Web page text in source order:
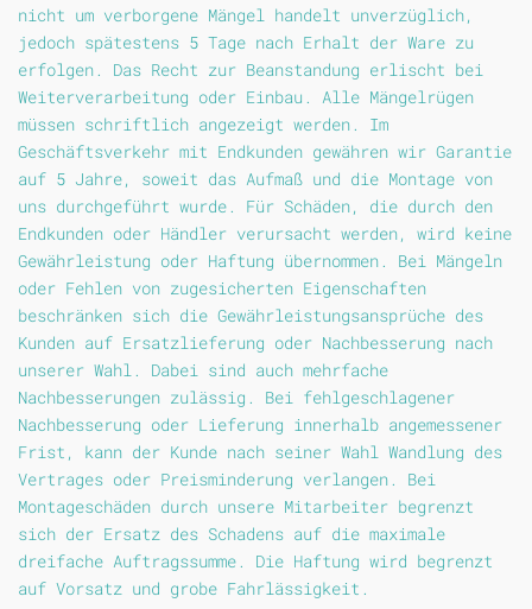
nicht um verborgene Mängel handelt unverzüglich,
jedoch spätestens 5 Tage nach Erhalt der Ware zu
erfolgen. Das Recht zur Beanstandung erlischt bei
Weiterverarbeitung oder Einbau. Alle Mängelrügen
müssen schriftlich angezeigt werden. Im
Geschäftsverkehr mit Endkunden gewähren wir Garantie
auf 5 Jahre, soweit das Aufmaß und die Montage von
uns durchgeführt wurde. Für Schäden, die durch den
Endkunden oder Händler verursacht werden, wird keine
Gewährleistung oder Haftung übernommen. Bei Mängeln
oder Fehlen von zugesicherten Eigenschaften
beschränken sich die Gewährleistungsansprüche des
Kunden auf Ersatzlieferung oder Nachbesserung nach
unserer Wahl. Dabei sind auch mehrfache
Nachbesserungen zulässig. Bei fehlgeschlagener
Nachbesserung oder Lieferung innerhalb angemessener
Frist, kann der Kunde nach seiner Wahl Wandlung des
Vertrages oder Preisminderung verlangen. Bei
Montageschäden durch unsere Mitarbeiter begrenzt
sich der Ersatz des Schadens auf die maximale
dreifache Auftragssumme. Die Haftung wird begrenzt
auf Vorsatz und grobe Fahrlässigkeit.